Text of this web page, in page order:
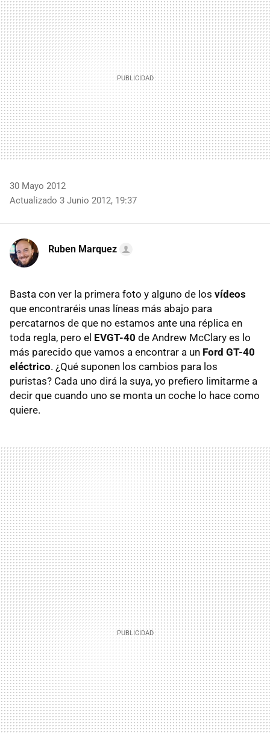
MAIL
30 Mayo 2012
Actualizado 3 Junio 2012, 19:37
Ruben Marquez
Basta con ver la primera foto y alguno de los vídeos
que encontraréis unas líneas más abajo para
percatarnos de que no estamos ante una réplica en
toda regla, pero el EVGT-40 de Andrew McClary es lo
más parecido que vamos a encontrar a un Ford GT-40
eléctrico. ¿Qué suponen los cambios para los
puristas? Cada uno dirá la suya, yo prefiero limitarme a
decir que cuando uno se monta un coche lo hace como
quiere.